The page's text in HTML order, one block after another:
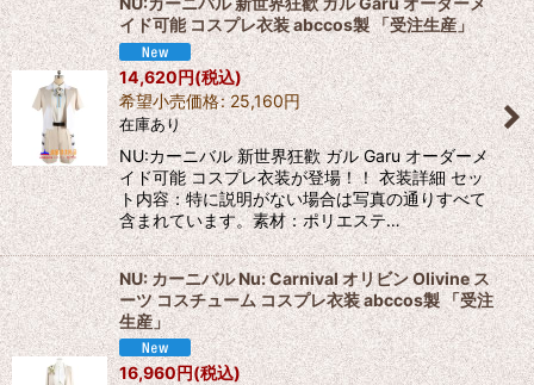
イド可能 コスプレ衣装 abccos製 「受注生産」
14,620円(税込)
希望小売価格: 25,160円
在庫あり
NU:カーニバル 新世界狂歡 ガル Garu オーダーメ
イド可能 コスプレ衣装が登場！！ 衣装詳細 セッ
ト内容：特に説明がない場合は写真の通りすべて
含まれています。素材：ポリエステ…
NU: カーニバル Nu: Carnival オリビン Olivine ス
ーツ コスチューム コスプレ衣装 abccos製 「受注
生産」
16,960円(税込)